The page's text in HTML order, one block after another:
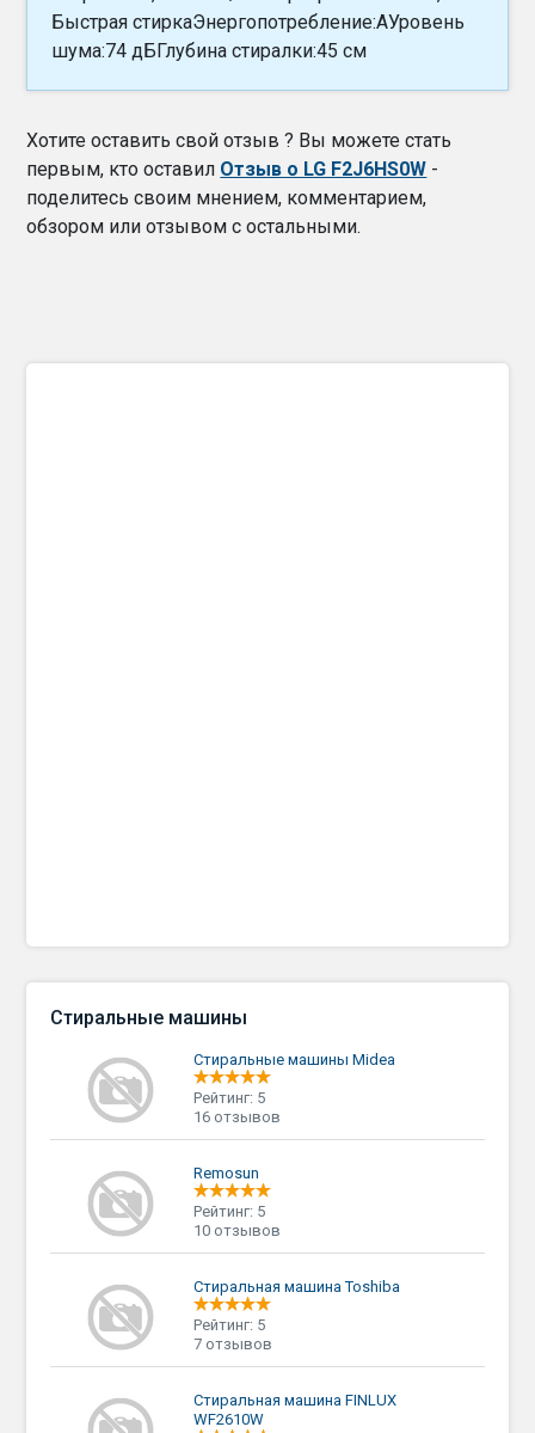
Быстрая стиркаЭнергопотребление:AУровень
шума:74 дБГлубина стиралки:45 см
Хотите оставить свой отзыв ? Вы можете стать
первым, кто оставил Отзыв о LG F2J6HS0W -
поделитесь своим мнением, комментарием,
обзором или отзывом с остальными.
Стиральные машины
Стиральные машины Midea
Рейтинг: 5
16 отзывов
Remosun
Рейтинг: 5
10 отзывов
Стиральная машина Toshiba
Рейтинг: 5
7 отзывов
Стиральная машина FINLUX
WF2610W